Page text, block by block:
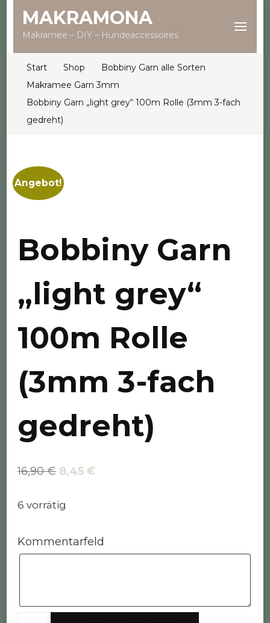
MAKRAMONA
Makramee – DIY – Hundeaccessoires
Start Shop
Bobbiny Garn alle Sorten
Makramee Garn 3mm
Bobbiny Garn „light grey“ 100m Rolle (3mm 3-fach
gedreht)
Angebot!
Bobbiny Garn
„light grey“
100m Rolle
(3mm 3-fach
gedreht)
16,90€ Ursprünglicher
war:
8,45 €Aktueller
6 vorrätig
Kommentarfeld